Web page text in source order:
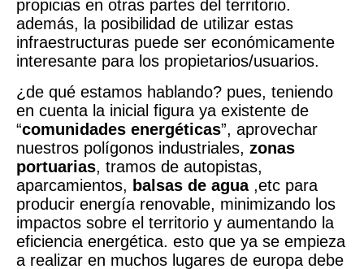
propicias en otras partes del territorio.
además, la posibilidad de utilizar estas
infraestructuras puede ser económicamente
interesante para los propietarios/usuarios.
¿de qué estamos hablando? pues, teniendo
en cuenta la inicial figura ya existente de
“comunidades energéticas”, aprovechar
nuestros polígonos industriales, zonas
portuarias, tramos de autopistas,
aparcamientos, balsas de agua,etc para
producir energía renovable, minimizando los
impactos sobre el territorio y aumentando la
eficiencia energética. esto que ya se empieza
a realizar en muchos lugares de europa debe